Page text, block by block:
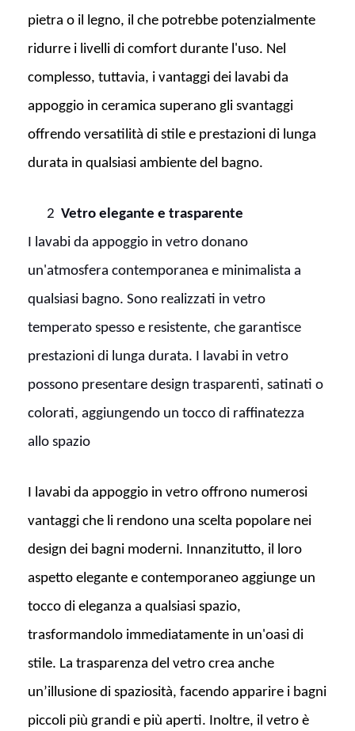
pietra o il legno, il che potrebbe potenzialmente
ridurre i livelli di comfort durante l'uso. Nel
complesso, tuttavia, i vantaggi dei lavabi da
appoggio in ceramica superano gli svantaggi
offrendo versatilità di stile e prestazioni di lunga
durata in qualsiasi ambiente del bagno.
2 Vetro elegante e trasparente
I lavabi da appoggio in vetro donano
un'atmosfera contemporanea e minimalista a
qualsiasi bagno. Sono realizzati in vetro
temperato spesso e resistente, che garantisce
prestazioni di lunga durata. I lavabi in vetro
possono presentare design trasparenti, satinati o
colorati, aggiungendo un tocco di raffinatezza
allo spazio
I lavabi da appoggio in vetro offrono numerosi
vantaggi che li rendono una scelta popolare nei
design dei bagni moderni. Innanzitutto, il loro
aspetto elegante e contemporaneo aggiunge un
tocco di eleganza a qualsiasi spazio,
trasformandolo immediatamente in un'oasi di
stile. La trasparenza del vetro crea anche
un’illusione di spaziosità, facendo apparire i bagni
piccoli più grandi e più aperti. Inoltre, il vetro è